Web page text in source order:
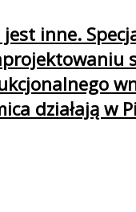
inne.
działają w